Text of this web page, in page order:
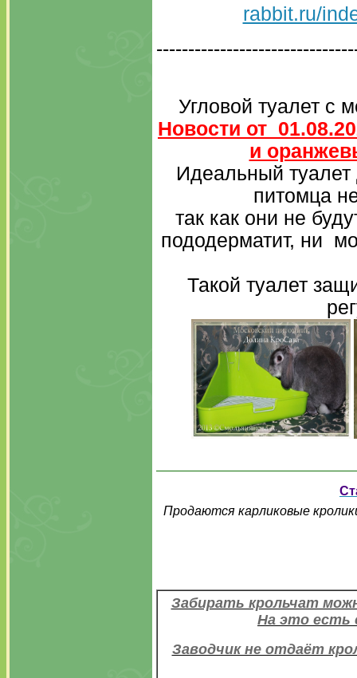
rabbit.ru/
Угловой туалет с
Новости от
и
Идеальный туалет
питомца
так как они не
пододерматит, ни
Такой туалет
Продаются карликовые
Забирать крольчат
На это есть
Заводчик не отдаёт